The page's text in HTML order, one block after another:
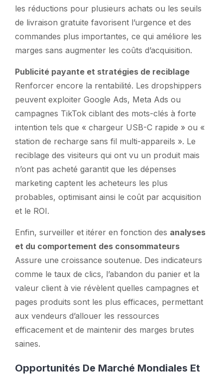
les réductions pour plusieurs achats ou les seuils
de livraison gratuite favorisent l’urgence et des
commandes plus importantes, ce qui améliore les
marges sans augmenter les coûts d’acquisition.
Publicité payante et stratégies de reciblage
Renforcer encore la rentabilité. Les dropshippers
peuvent exploiter Google Ads, Meta Ads ou
campagnes TikTok ciblant des mots-clés à forte
intention tels que « chargeur USB-C rapide » ou «
station de recharge sans fil multi-appareils ». Le
reciblage des visiteurs qui ont vu un produit mais
n’ont pas acheté garantit que les dépenses
marketing captent les acheteurs les plus
probables, optimisant ainsi le coût par acquisition
et le ROI.
Enfin, surveiller et itérer en fonction des analyses
et du comportement des consommateurs
Assure une croissance soutenue. Des indicateurs
comme le taux de clics, l’abandon du panier et la
valeur client à vie révèlent quelles campagnes et
pages produits sont les plus efficaces, permettant
aux vendeurs d’allouer les ressources
efficacement et de maintenir des marges brutes
saines.
Opportunités De Marché Mondiales Et